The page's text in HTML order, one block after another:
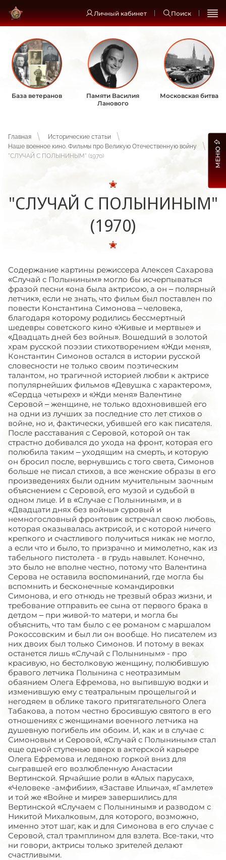
Личный кабинет Поиск
База ветеранов
Памяти Василия
Ланового
Московская битва
Главная
Исторические статьи
Наше военное кино. Фильмы про Великую Отечественную войну
"СЛУЧАЙ С ПОЛЫНИНЫМ" (1970)
"СЛУЧАЙ С ПОЛЫНИНЫМ"
(1970)
Содержание картины режиссера Алексея Сахарова
«Случай с Полыниным» могло бы исчерпываться
фразой песни «она была актрисою, а он – полярный
летчик», если не знать, что фильм был поставлен по
повести Константина Симонова – человека,
благодаря которому родились бессмертный
шедевры советского кино «Живые и мертвые» и
«Двадцать дней без войны». Вошедший в золотой
храм русской поэзии стихотворением «Жди меня»,
Константин Симонов остался в истории русской
словесности не только своим поэтическим
талантом, но трагичной историей любви к актрисе
популярнейших фильмов «Девушка с характером»,
«Сердца четырех» и «Жди меня» Валентине
Серовой – женщине, не только вдохновившей его
на одни из лучших за последние сто лет стихов о
войне, но и, фактически, убившей его как писателя.
После расставания с Серовой, которой он так
страстно добивался до ухода на фронт, которая его
полюбила таким – уходящим на смерть, и которую
он бросил после, вернувшись с того света, Симонов
больше не писал стихов, а все женские образы в его
произведениях были одним мучительным заочным
объяснением с Серовой, его музой и судьбой в
одном лице. И в «Случае с Полыниным», и в
«Двадцати днях без войны» суровый и
немногословный фронтовик встречал свою любовь,
которая оказывалась актрисой, и с которой ничего
крепкого и счастливого получиться никак не могло,
а если что и было, то призрачно и мимолетно, как из
табельного пистолета - в грудь навылет. Конечно,
это было не вполне честно, потому что Валентина
Серова не оставила воспоминаний, где могла бы
вспомнить и бесконечные командировки
Симонова, и его отнюдь не трезвый образ жизни, и
требование отправить ее сына от первого брака в
детдом – при живой-то матери, и могла бы
объяснить, что там было с ее романом с маршалом
Рокоссовским и был ли он вообще. Но писателем из
них двоих был только Симонов. И потому в веках
останется лишь «Случай с Полыниным» - про
красивую, но бестолковую женщину, полюбившую
бравого летчика Полынина с неотразимым
обаянием Олега Ефремова, но выпившую водки и
изменившую ему с театральным прощелыгой и
негодяем в облике такого притягательного Олега
Табакова, а потом честно бросившую святого в его
отношениях с женщинами военного летчика на
душевную погибель им обоим. И, как и в случае с
Симоновым и Серовой, «Случай с Полыниным» стал
еще одной ступенью вверх в актерской карьере
Олега Ефремова и ледяною горкой вниз для
сыгравшей его возлюбленную Анастасии
Вертинской. Ярчайшие роли в «Алых парусах»,
«Человеке -амфибии», «Заставе Ильича», «Гамлете»
и той же «Войне и мире» завершились для
Вертинской «Случаем с Полыниным» и разводом с
Никитой Михалковым, для которого, возможно,
именно этот шаг, как и для Симонова в его случае с
Серовой, стал трамплином для взлета. Все-таки, что
ни говори, актрисы только зрителей делают
счастливыми.
МЕНЮ